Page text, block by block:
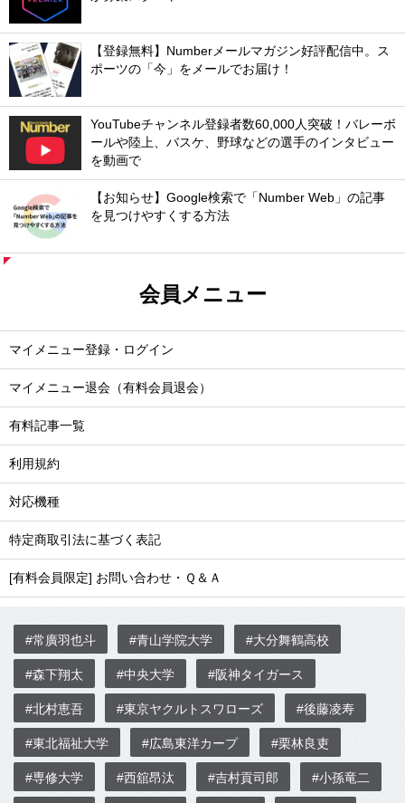
【登録無料】Numberメールマガジン好評配信中。ス
ポーツの「今」をメールでお届け！
YouTubeチャンネル登録者数60,000人突破！バレーボ
ールや陸上、バスケ、野球などの選手のインタビュー
を動画で
【お知らせ】Google検索で「Number Web」の記事
を見つけやすくする方法
会員メニュー
マイメニュー登録・ログイン
マイメニュー退会（有料会員退会）
有料記事一覧
利用規約
対応機種
特定商取引法に基づく表記
[有料会員限定] お問い合わせ・Ｑ＆Ａ
#常廣羽也斗 #青山学院大学 #大分舞鶴高校
#森下翔太 #中央大学 #阪神タイガース
#北村恵吾 #東京ヤクルトスワローズ #後藤凌寿
#東北福祉大学 #広島東洋カープ #栗林良吏
#専修大学 #西舘昂汰 #吉村貢司郎 #小孫竜二